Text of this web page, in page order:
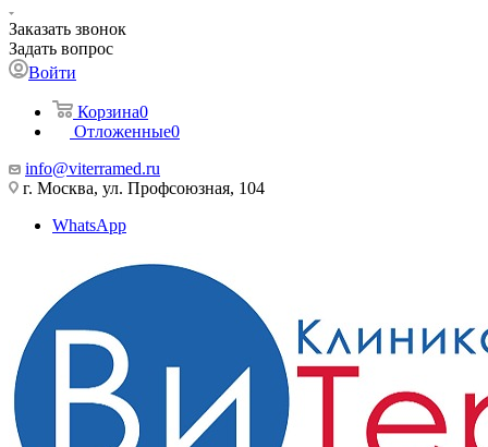
Заказать звонок
Задать вопрос
Войти
Корзина0
Отложенные0
info@viterramed.ru
г. Москва, ул. Профсоюзная, 104
WhatsApp